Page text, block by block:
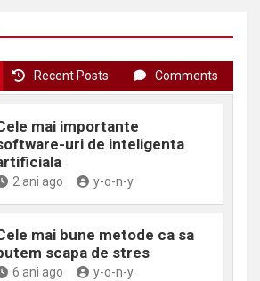
Recent Posts Comments
mai importante
uri de inteligenta
2 ani ago y-o-n-y
mai bune metode ca sa
scapa de stres
6 ani ago y-o-n-y